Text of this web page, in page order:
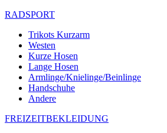
RADSPORT
Trikots Kurzarm
Westen
Kurze Hosen
Lange Hosen
Armlinge/Knielinge/Beinlinge
Handschuhe
Andere
FREIZEITBEKLEIDUNG